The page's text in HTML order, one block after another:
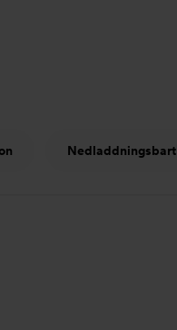
Nedladdningsbart